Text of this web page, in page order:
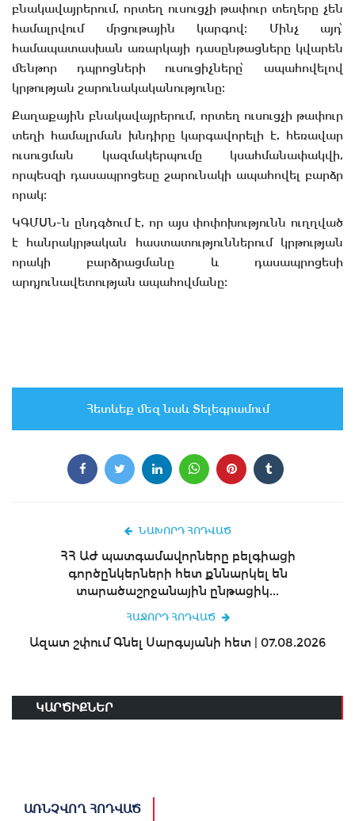
բնակավայրերում, որտեղ ուսուցչի թափուր տեղերը չեն
համալրվում մրցութային կարգով։ Մինչ այդ՝
համապատասխան առարկայի դասընթացները կվարեն
մենթոր դպրոցների ուսուցիչները՝ ապահովելով
կրթության շարունակականությունը։
Քաղաքային բնակավայրերում, որտեղ ուսուցչի թափուր
տեղի համալրման խնդիրը կարգավորելի է, հեռավար
ուսուցման կազմակերպումը կսահմանափակվի,
որպեսզի դասապրոցեսը շարունակի ապահովել բարձր
որակ։
ԿԳՄՍՆ-ն ընդգծում է, որ այս փոփոխությունն ուղղված
է հանրակրթական հաստատություններում կրթության
որակի բարձրացմանը և դասապրոցեսի
արդյունավետության ապահովմանը։
Հետևեք մեզ նաև Տելեգրամում
ՆԱԽՈՐԴ ՀՈԴՎԱԾ
ՀՀ ԱԺ պատգամավորները բելգիացի
գործընկերների հետ քննարկել են
տարածաշրջանային ընթացիկ...
ՀԱՋՈՐԴ ՀՈԴՎԱԾ
Ազատ շփում Գնել Սարգսյանի հետ | 07.08.2026
ԿԱՐԾԻՔՆԵՐ
ԱՌՆՉՎՈՂ ՀՈԴՎԱԾ